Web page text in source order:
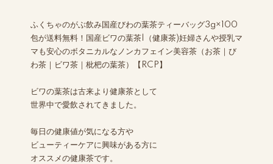
ふくちゃのがぶ飲み国産びわの葉茶ティーバッグ3g×100
包が送料無料！国産ビワの葉茶|（健康茶)妊婦さんや授乳マ
マも安心のボタニカルなノンカフェイン美容茶（お茶｜び
わ茶｜ビワ茶｜枇杷の葉茶）【RCP】
ビワの葉茶は古来より健康茶として
世界中で愛飲されてきました。
毎日の健康値が気になる方や
ビューティーケアに興味がある方に
オススメの健康茶です。